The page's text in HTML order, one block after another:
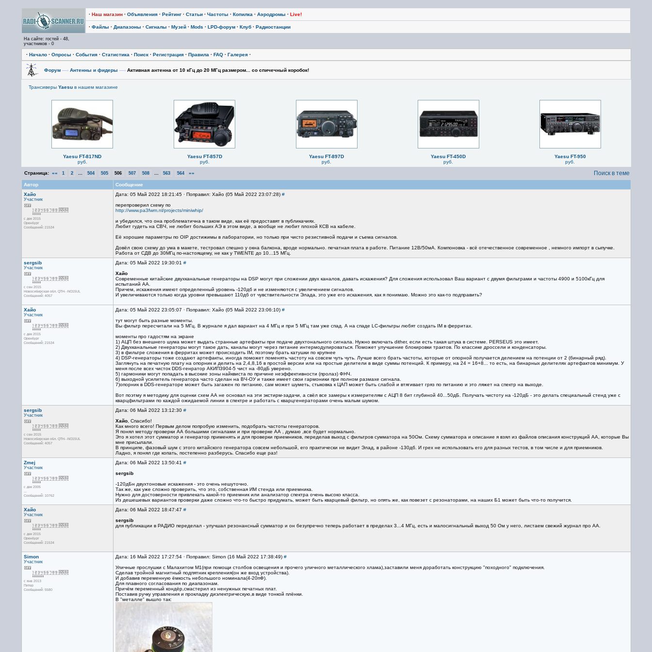
· Наш магазин· Объявления· Рейтинг· Статьи· Частоты · Копилка · Аэродромы · Live!
· Файлы · Диапазоны · Сигналы · Музей· Mods · LPD-форум· Клуб· Радиостанции
На сайте: гостей - 48,
участников - 0
· Начало· Опросы · События· Статистика · Поиск· Регистрация· Правила · FAQ· Галерея·
Форум —› Антенны и фидеры —›Активная антенна от 10 кГц до 20 МГц размером... со спичечный коробок!
Трансиверы Yaesuв нашем магазине
Yaesu FT-817ND
руб.
Yaesu FT-857D
руб.
Yaesu FT-897D
руб.
Yaesu FT-450D
руб.
Yaesu FT-950
руб.
Страница: «« 1 2 504 505 506 507 508 563 564 »» Поиск в теме
Автор
Сообщение
Хайо
Участник
с дек 2015
Оренбург
Сообщений: 21534
Дата: 05 Май 2022 18:21:45 · Поправил: Хайо (05 Май 2022 23:07:28) #
перепроверил схему по
http://www.pa3fwm.nl/projects/miniwhip/
и убедился, что она проблематична в таком виде, как её предоставят в публикачиях.
Любит гудеть на СВЧ, не любит больших АЭ в этом виде, а вообще не любит плохой КСВ на кабеле.
Её хорошие параметры по OIP достижимы в лаборатории, но только при чисто резистивной подачи и съема сигналов.
Довёл свою схему до ума в макете, тестровал спешно у окна балкона, вроде нормально. печатная плата в работе. Питание 12В/50мА. Компоновка - всё отечественное современное , немного импорт в сыпучке.
Работа от СДВ до 30МГц по-настоящему, не как у TWENTE до 10...15 МГц.
sergsib
Участник
с сен 2015
Новосибирская обл. QTH- -NO15UL
Сообщений: 4057
Дата: 05 Май 2022 19:30:01 #
Хайо
Современные китайские двухканальные генераторы на DSP могут при сложении двух каналов, давать искажения? Для сложения использовал Ваш вариант с двумя фильтрами и частоты 4900 и 5100кГц для
испытаний АА.
Причем, искажения имеют определенный уровень -120дб и не изменяются с увеличением сигналов.
И увеличиваются только когда уровни превышают 110дб от чувствительности Элада, это уже его искажения, как я понимаю. Можно это как-то подправить?
Хайо
Участник
с дек 2015
Оренбург
Сообщений: 21534
Дата: 05 Май 2022 23:05:07 · Поправил: Хайо (05 Май 2022 23:06:10) #
тут могут быть разные моменты.
Вы фильтр пересчитали на 5 МГц. В журнале я дал вариант на 4 МГц и при 5 МГц там уже спад. А на спаде LC-фильтры любят создать IM в ферритах.
моменты про гадостям на экране
1) АЦП без внешнего шума может выдать странные артефакты при подаче двухтонального сигнала. Нужно включать dither, если есть такая штука в системе. PERSEUS это имеет.
2) Двухканальные генераторы могут такое дать, каналы могут через питание интермодулироваться. Поможет улучшение блокировки трактов. По классике дроссели и конденсаторы.
3) в фильтре сложения в ферритах может происходить IM, поэтому брать катушки по крупнее
4) DSP-генераторы тоже создают артефакты, иногда поможет поменять частоту на совсем чуть чуть. Лучше всего брать частоты, которые от опорной получается делением на потенции от 2 (бинарный ряд).
Заглянуть на печатную плату на опорник и делить на 2,4,8,16 в простой версии или на простые делители в виде суммы потенций. К примеру, на 24 = 16+8... то есть, на бинарных делителях артефактов минимум. У
меня после всех чисток DDS-генратор АКИП3904-5 чист на -80дБ уверено.
5) гармоники могут попадать в высокие зоны найквиста по причине неэффективности (пролаз) ФНЧ.
6) выходной усилитель генератора часто сделан на ВЧ-ОУ и также имеет свои гармоники при полном размахе сигнала.
7)опорник в DDS-генераторе может быть загажен по питанию, сам может шуметь, стыковка к ЦАП может быть слабой и втягивает гряз по питанию и это ляжет на спектр на выходе.
Вот поэтму я методику для оценки схем АА не основал на эти экстирм-задачи, а свёл все замеры к измерителям с АЦП 8 бит глубиной 40...50дБ. Получать чистоту на -120дБ - это делать специальный стенд уже с
кварцфильтрами по каждой ожидаемой линии в спектре и работать с кварцгенераторами очень малым шумом.
sergsib
Участник
с сен 2015
Новосибирская обл. QTH- -NO15UL
Сообщений: 4057
Дата: 06 Май 2022 13:12:30 #
Хайо, Спасибо!
Как много всего! Первым делом попробую изменить, подобрать частоты генераторов.
Я понял методу проверки АА большими сигналами и при проверке АА , думаю ,все будет нормально.
Это я хотел этот сумматор и генератор применять и для проверки приемников, переделав выход с фильтров сумматора на 50Ом. Схему cумматора и описание я взял из файлов описания конструкций АА, которые Вы
мне присылали.
В принципе, фазовый шум с этого китайского генератора совсем небольшой, его практически не видит Элад, в районе -130дб. И грех не использовать его для разных тестов, в том числе и для приемников.
Ладно, я понял где копать, постепенно разберусь. Спасибо еще раз!
Zmej
Участник
с дек 2005
...
Сообщений: 10762
Дата: 06 Май 2022 13:50:41 #
sergsib
-120дБн двухтоновые искажения - это очень нешуточно.
Так же, как уже сложно проверить, что это, собственная ИМ стенда или приемника.
Нужно для достоверности привлекать какой-то приемник или анализатор спектра очень высоко класса.
Из дешешевых вариантов проверки даже сложно что-то быстро придумать, может быть кварцевый фильтр, но опять же, как повезет с резонаторами, на наших Б1 может быть что-то получится.
Хайо
Участник
с дек 2015
Оренбург
Сообщений: 21534
Дата: 06 Май 2022 18:47:47 #
sergsib
для публикации в РАДИО переделал - улучшал резонансный сумматор и он безупречно теперь работает в пределах 3...4 МГц, есть и малосигнальный выход 50 Ом у него, листаем свежий журнал про АА.
Simon
Участник
с янв 2013
Питер
Сообщений: 5580
Дата: 16 Май 2022 17:27:54 · Поправил: Simon (16 Май 2022 17:38:49) #
Уличные прослушки с Малахитом М1(при помощи столбов освещения и прочего уличного металлического хлама),заставили меня доработать конструкцию "походного" подключения.
Сделав тройной магнитный подпятник крепления(он же вход устройства).
И добавив переменную ёмкость небольшого номинала(4-20пФ).
Для плавного согласования по диапазонам.
Причём переменный кондёр,смастерил из ненужных печатных плат.
Поставив ручку управления и прокладку диэлектрическую,в виде тонкой плёнки.
В "металле" вышло так: